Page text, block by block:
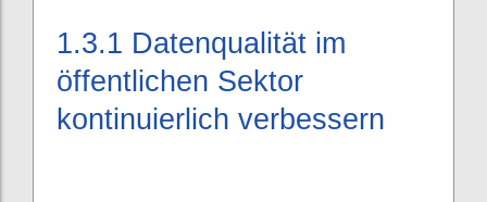
1.3.1 Datenqualität im
öffentlichen Sektor
kontinuierlich verbessern